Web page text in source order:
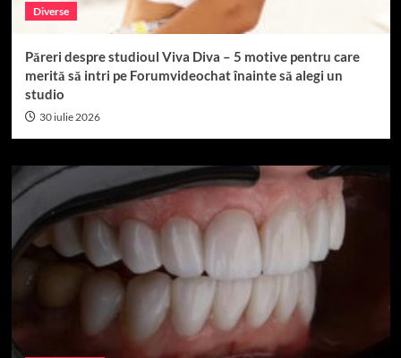
Diverse
Păreri despre studioul Viva Diva – 5 motive pentru care
merită să intri pe Forumvideochat înainte să alegi un
studio
30 iulie 2026